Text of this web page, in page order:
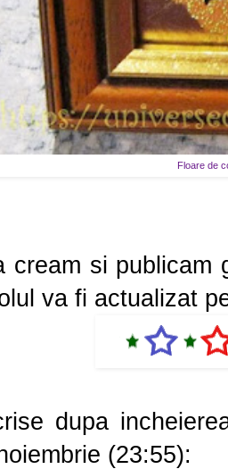
Floare de
cream si publicam
va fi actualizat
dupa
(23:55):